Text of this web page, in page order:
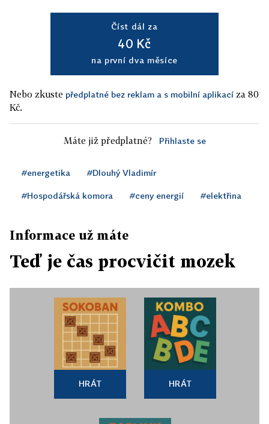
Číst dál za
40 Kč
na první dva měsíce
Nebo zkuste předplatné bez reklam a s mobilní aplikací za 80
Kč.
Máte již předplatné? Přihlaste se
#energetika #Dlouhý Vladimír
#Hospodářská komora #ceny energií #elektřina
Informace už máte
Teď je čas procvičit mozek
HRÁT HRÁT